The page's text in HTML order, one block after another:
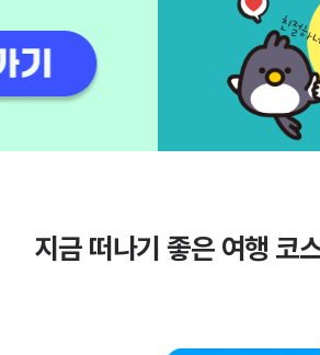
지금 떠나기 좋은 여행 코